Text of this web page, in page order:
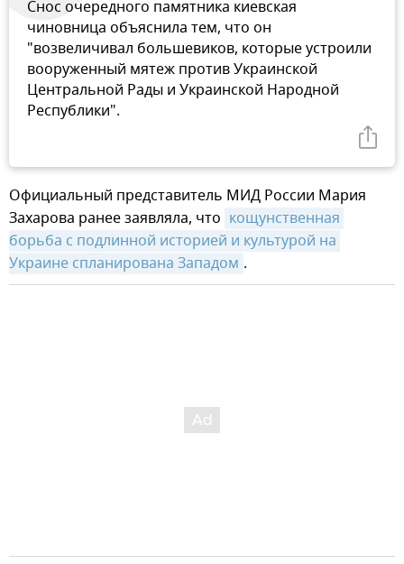
Снос очередного памятника киевская
чиновница объяснила тем, что он
"возвеличивал большевиков, которые устроили
вооруженный мятеж против Украинской
Центральной Рады и Украинской Народной
Республики".
Официальный представитель МИД России Мария
Захарова ранее заявляла, что кощунственная
борьба с подлинной историей и культурой на
Украине спланирована Западом .